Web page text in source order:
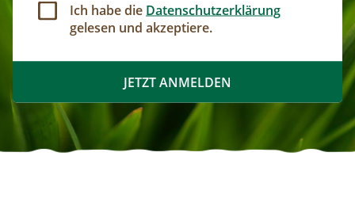
Ich habe die Datenschutzerklärung
gelesen und akzeptiere.